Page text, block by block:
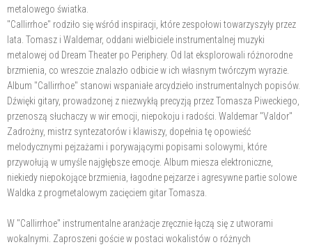
metalowego światka.
"Callirrhoe" rodziło się wśród inspiracji, które zespołowi towarzyszyły przez
lata. Tomasz i Waldemar, oddani wielbiciele instrumentalnej muzyki
metalowej od Dream Theater po Periphery. Od lat eksplorowali różnorodne
brzmienia, co wreszcie znalazło odbicie w ich własnym twórczym wyrazie.
Album "Callirrhoe" stanowi wspaniałe arcydzieło instrumentalnych popisów.
Dźwięki gitary, prowadzonej z niezwykłą precyzją przez Tomasza Piweckiego,
przenoszą słuchaczy w wir emocji, niepokoju i radości. Waldemar "Valdor"
Zadrożny, mistrz syntezatorów i klawiszy, dopełnia tę opowieść
melodycznymi pejzażami i porywającymi popisami solowymi, które
przywołują w umyśle najgłębsze emocje. Album miesza elektroniczne,
niekiedy niepokojące brzmienia, łagodne pejzarze i agresywne partie solowe
Waldka z progmetalowym zacięciem gitar Tomasza.
W "Callirrhoe" instrumentalne aranżacje zręcznie łączą się z utworami
wokalnymi. Zaproszeni goście w postaci wokalistów o różnych